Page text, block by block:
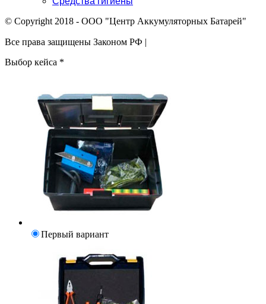
© Copyright 2018 - ООО "Центр Аккумуляторных Батарей"
Все права защищены Законом РФ |
Выбор кейса *
Первый вариант